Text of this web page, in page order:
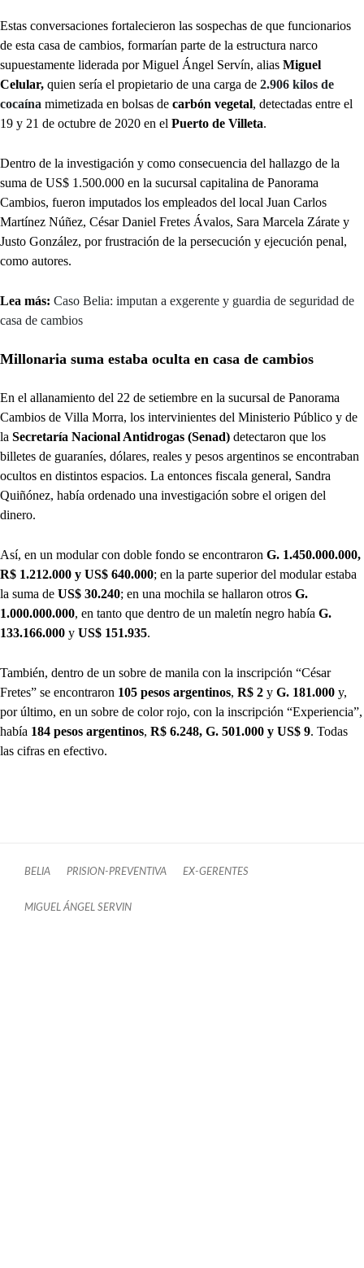
Estas conversaciones fortalecieron las sospechas de que funcionarios
de esta casa de cambios, formarían parte de la estructura narco
supuestamente liderada por Miguel Ángel Servín, alias Miguel
Celular, quien sería el propietario de una carga de 2.906 kilos de
cocaína mimetizada en bolsas de carbón vegetal, detectadas entre el
19 y 21 de octubre de 2020 en el Puerto de Villeta.
Dentro de la investigación y como consecuencia del hallazgo de la
suma de US$ 1.500.000 en la sucursal capitalina de Panorama
Cambios, fueron imputados los empleados del local Juan Carlos
Martínez Núñez, César Daniel Fretes Ávalos, Sara Marcela Zárate y
Justo González, por frustración de la persecución y ejecución penal,
como autores.
Lea más: Caso Belia: imputan a exgerente y guardia de seguridad de
casa de cambios
Millonaria suma estaba oculta en casa de cambios
En el allanamiento del 22 de setiembre en la sucursal de Panorama
Cambios de Villa Morra, los intervinientes del Ministerio Público y de
la Secretaría Nacional Antidrogas (Senad) detectaron que los
billetes de guaraníes, dólares, reales y pesos argentinos se encontraban
ocultos en distintos espacios. La entonces fiscala general, Sandra
Quiñónez, había ordenado una investigación sobre el origen del
dinero.
Así, en un modular con doble fondo se encontraron G. 1.450.000.000,
R$ 1.212.000 y US$ 640.000; en la parte superior del modular estaba
la suma de US$ 30.240; en una mochila se hallaron otros G.
1.000.000.000, en tanto que dentro de un maletín negro había G.
133.166.000 y US$ 151.935.
También, dentro de un sobre de manila con la inscripción “César
Fretes” se encontraron 105 pesos argentinos, R$ 2 y G. 181.000 y,
por último, en un sobre de color rojo, con la inscripción “Experiencia”,
había 184 pesos argentinos, R$ 6.248, G. 501.000 y US$ 9. Todas
las cifras en efectivo.
BELIA PRISION-PREVENTIVA EX-GERENTES
MIGUEL ÁNGEL SERVIN